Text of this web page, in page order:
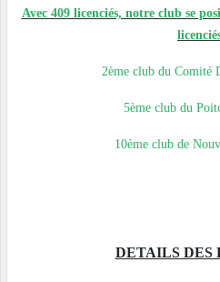
Avec 409 licenciés, notre club se
2ème club du Comité
5ème club du
10ème club de
DETAILS DES